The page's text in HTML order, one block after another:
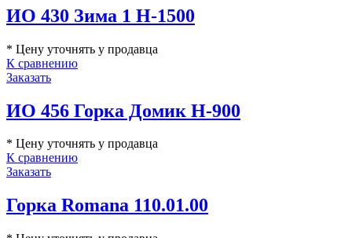
ИО 430 Зима 1 H-1500
* Цену уточнять у продавца
К сравнению
Заказать
ИО 456 Горка Домик Н-900
* Цену уточнять у продавца
К сравнению
Заказать
Горка Romana 110.01.00